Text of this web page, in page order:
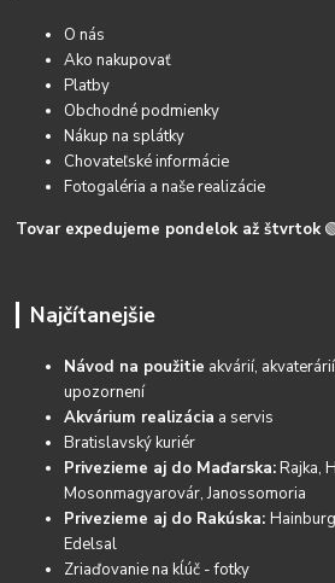
O nás
Ako nakupovať
Platby
Obchodné podmienky
Nákup na splátky
Chovateľské informácie
Fotogaléria a naše realizácie
Tovar expedujeme pondelok až štvrtok
Najčítanejšie
Návod na použitie akvárií,
upozornení
Akvárium realizácia a servis
Bratislavský kuriér
Privezieme aj do Maďarska:Rajka,
Mosonmagyarovár, Janossomoria
Privezieme aj do Rakúska:
Edelsal
Zriaďovanie na kĺúč - fotky